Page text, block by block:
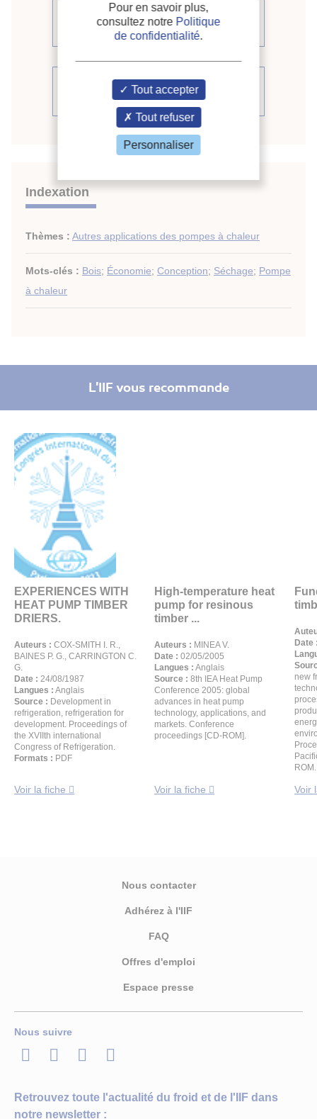
Voir d'autres communications du
même compte rendu (28)
Voir le compte rendu de la
conférence
Indexation
Thèmes : Autres applications des pompes à chaleur
Mots-clés : Bois; Économie; Conception; Séchage; Pompe
à chaleur
L'IIF vous recommande
EXPERIENCES WITH
HEAT PUMP TIMBER
DRIERS.
Auteurs : COX-SMITH I. R.,
BAINES P. G., CARRINGTON C.
G.
Date : 24/08/1987
Langues : Anglais
Source : Development in
refrigeration, refrigeration for
development. Proceedings of
the XVIIth international
Congress of Refrigeration.
Formats : PDF
Voir la fiche
High-temperature heat
pump for resinous
timber ...
Auteurs : MINEA V.
Date : 02/05/2005
Langues : Anglais
Source : 8th IEA Heat Pump
Conference 2005: global
advances in heat pump
technology, applications, and
markets. Conference
proceedings [CD-ROM].
Voir la fiche
Date
new
ROM.
Voir
Nous contacter
Adhérez à l'IIF
FAQ
Offres d'emploi
Espace presse
Nous suivre
LinkedInTwitterFacebook
Youtube
Retrouvez toute l'actualité du froid et de l'IIF dans
notre newsletter :
Pour en savoir plus,
consultez notre Politique
de confidentialité.
Tout accepter
Tout refuser
Personnaliser